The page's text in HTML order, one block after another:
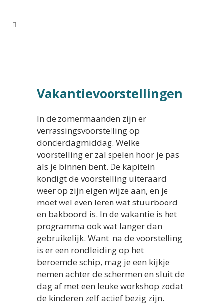
Vakantievoorstellingen
In de zomermaanden zijn er
verrassingsvoorstelling op
donderdagmiddag. Welke
voorstelling er zal spelen hoor je pas
als je binnen bent. De kapitein
kondigt de voorstelling uiteraard
weer op zijn eigen wijze aan, en je
moet wel even leren wat stuurboord
en bakboord is. In de vakantie is het
programma ook wat langer dan
gebruikelijk. Want na de voorstelling
is er een rondleiding op het
beroemde schip, mag je een kijkje
nemen achter de schermen en sluit de
dag af met een leuke workshop zodat
de kinderen zelf actief bezig zijn.